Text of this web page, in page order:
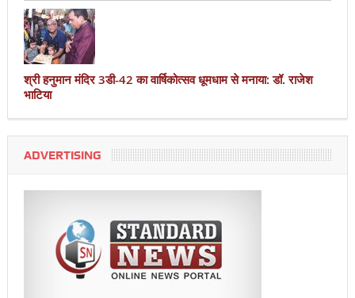
श्री हनुमान मंदिर 3डी-42 का वार्षिकोत्सव धूमधाम से मनाया: डॉ. राजेश
भाटिया
ADVERTISING